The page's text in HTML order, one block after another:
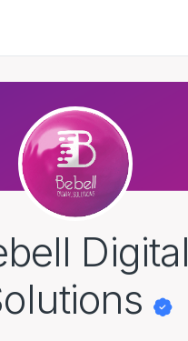
Digital